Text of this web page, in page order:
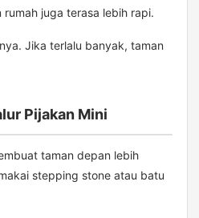
juga terasa lebih rapi.
Jika terlalu banyak, taman
Pijakan Mini
taman depan lebih
stepping stone atau batu